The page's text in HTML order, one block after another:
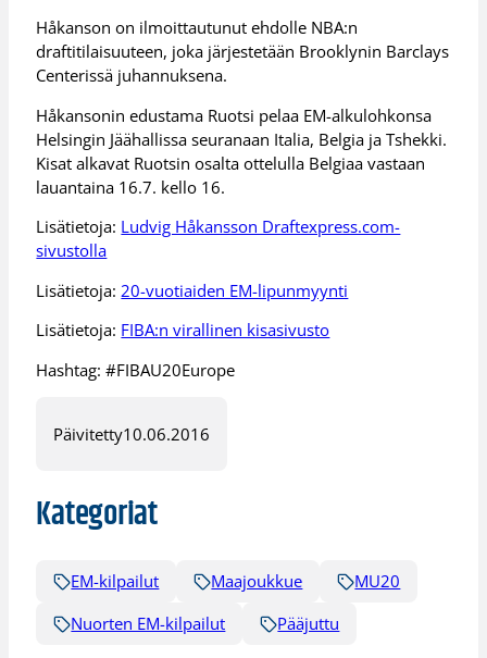
Håkanson on ilmoittautunut ehdolle NBA:n
draftitilaisuuteen, joka järjestetään Brooklynin Barclays
Centerissä juhannuksena.
Håkansonin edustama Ruotsi pelaa EM-alkulohkonsa
Helsingin Jäähallissa seuranaan Italia, Belgia ja Tshekki.
Kisat alkavat Ruotsin osalta ottelulla Belgiaa vastaan
lauantaina 16.7. kello 16.
Lisätietoja: Ludvig Håkansson Draftexpress.com-
sivustolla
Lisätietoja: 20-vuotiaiden EM-lipunmyynti
Lisätietoja: FIBA:n virallinen kisasivusto
Hashtag: #FIBAU20Europe
Päivitetty10.06.2016
Kategoriat
EM-kilpailut Maajoukkue
MU20
Nuorten EM-kilpailut
Pääjuttu